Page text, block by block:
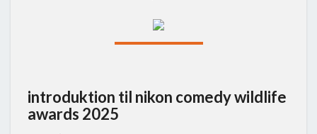
AWARDS
introduktion til nikon comedy wildlife
awards 2025